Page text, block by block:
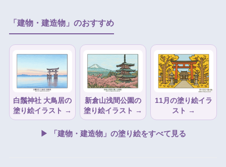
「建物・建造物」のおすすめ
白鬚神社 大鳥居の
塗り絵イラスト →
新倉山浅間公園の
塗り絵イラスト →
11月の塗り絵イラ
スト →
▶ 「建物・建造物」の塗り絵をすべて見る